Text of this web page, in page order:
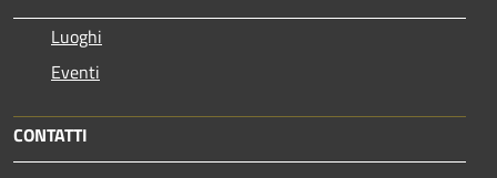
Luoghi
Eventi
CONTATTI